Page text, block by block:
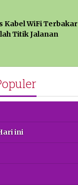
Kabel WiFi Terbakar
Titik Jalanan
ini